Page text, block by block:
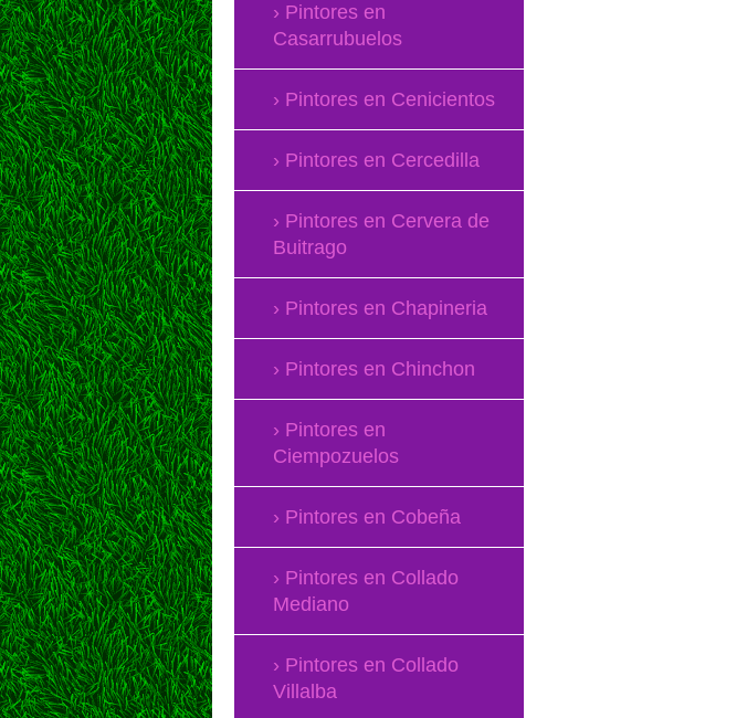
Pintores en
Casarrubuelos
Pintores en Cenicientos
Pintores en Cercedilla
Pintores en Cervera de
Buitrago
Pintores en Chapineria
Pintores en Chinchon
Pintores en
Ciempozuelos
Pintores en Cobeña
Pintores en Collado
Mediano
Pintores en Collado
Villalba